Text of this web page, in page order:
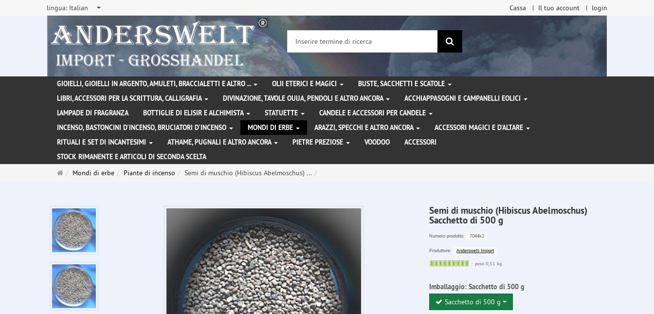
lingua: Italian Cassa Il tuo account login
ricerca
GIOIELLI, GIOIELLI IN ARGENTO, AMULETI, BRACCIALETTI E ALTRO ... OLII ETERICI E MAGICI
BUSTE, SACCHETTI E SCATOLE
LIBRI, ACCESSORI PER LA SCRITTURA, CALLIGRAFIA
DIVINAZIONE, TAVOLE OUIJA, PENDOLI E ALTRO ANCORA
ACCHIAPPASOGNI E CAMPANELLI EOLICI
LAMPADE DI FRAGRANZA
BOTTIGLIE DI ELISIR E ALCHIMISTA STATUETTE
CANDELE E ACCESSORI PER CANDELE
INCENSO, BASTONCINI D'INCENSO, BRUCIATORI D'INCENSO
MONDI DI ERBE ARAZZI, SPECCHI E ALTRO ANCORA
ACCESSORI MAGICI E D'ALTARE
RITUALI E SET DI INCANTESIMI
ATHAME, PUGNALI E ALTRO ANCORA PIETRE PREZIOSE VOODOO
ACCESSORI
STOCK RIMANENTE E ARTICOLI DI SECONDA SCELTA
PaginaMondi di erbe Piante di incenso Semi di muschio (Hibiscus Abelmoschus) ...
Semi di muschio (Hibiscus Abelmoschus)
Sacchetto di 500 g
Numero prodotto: 7044k2
Produttore:
Anderswelt-Import
Sofort
peso 0,51 kg
Imballaggio: Sacchetto di 500 g
Sacchetto di 500 g